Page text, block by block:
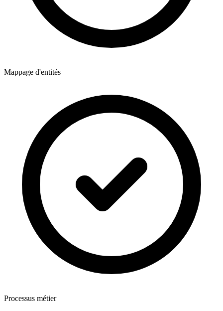
Mappage d'entités
Processus métier